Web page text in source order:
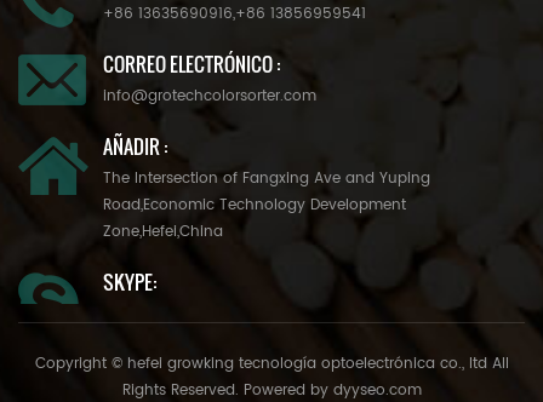
+86 13635690916,+86 13856959541
CORREO ELECTRÓNICO :
info@grotechcolorsorter.com
AÑADIR :
The Intersection of Fangxing Ave and Yuping
Road,Economic Technology Development
Zone,Hefei,China
SKYPE:
Copyright © hefei growking tecnología optoelectrónica co., ltd All
Rights Reserved. Powered by dyyseo.com